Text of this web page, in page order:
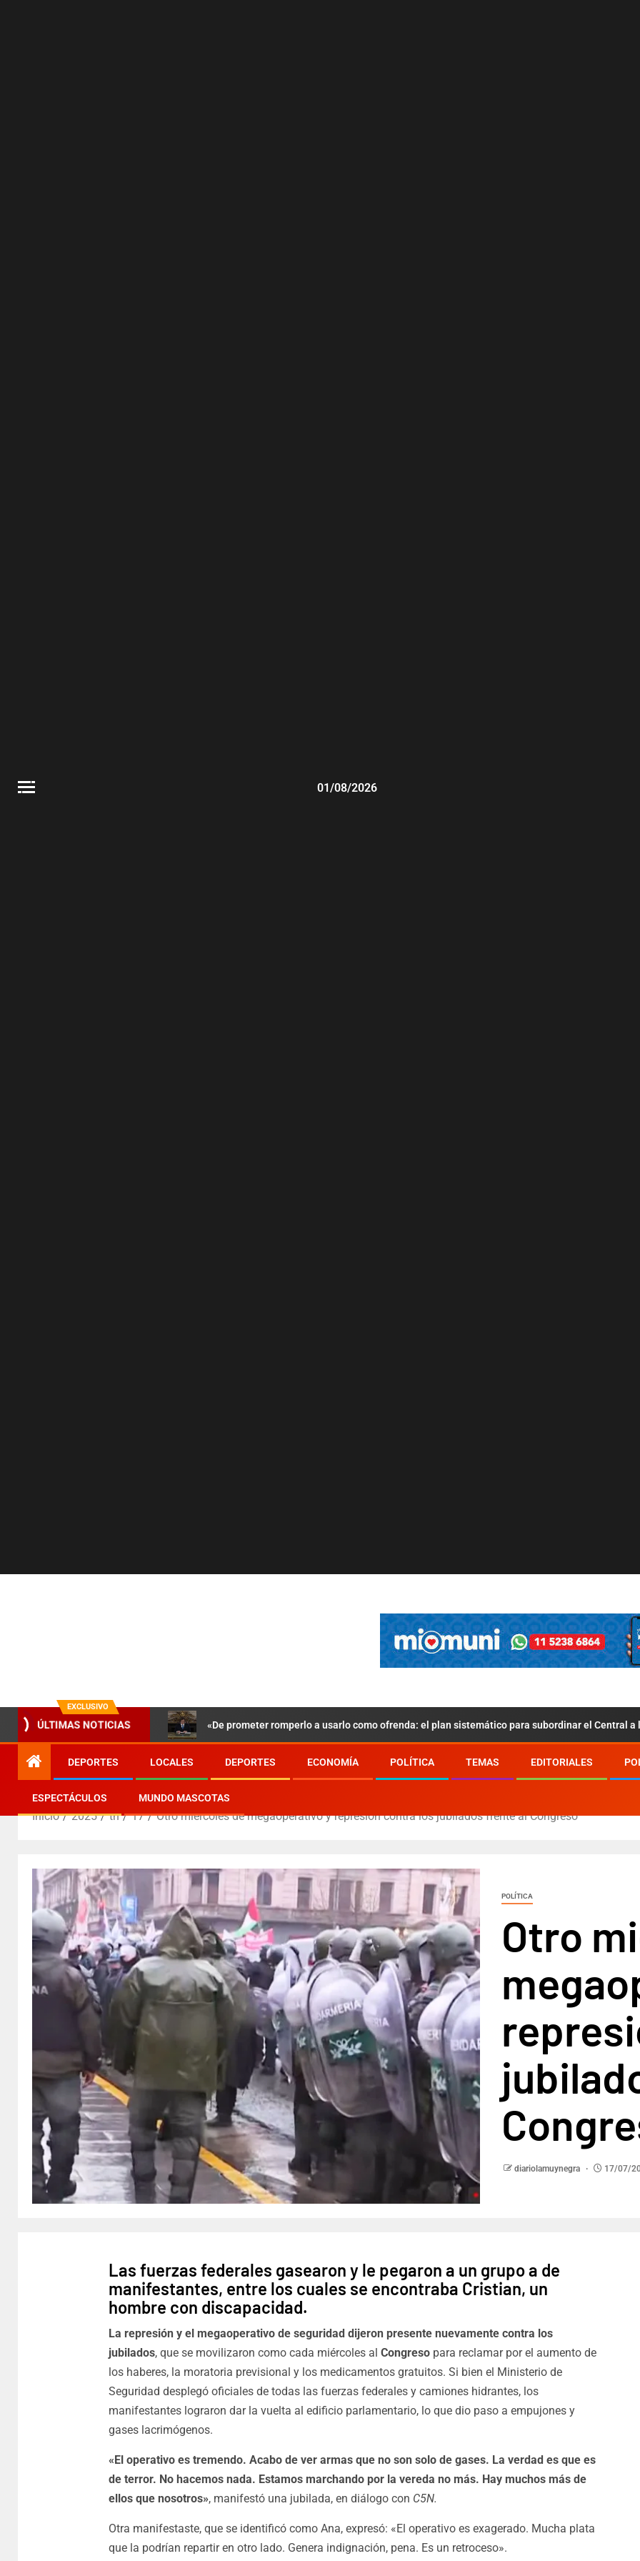
01/08/2026
EXCLUSIVO
ÚLTIMAS NOTICIAS «De prometer romperlo a usarlo como ofrenda: el plan sistemático para subordinar el Central a
DEPORTES LOCALES DEPORTES ECONOMÍA POLÍTICA TEMAS EDITORIALES
ESPECTÁCULOS MUNDO MASCOTAS
Inicio 2025 th 17 Otro miércoles de megaoperativo y represión contra los jubilados frente al Congreso
POLÍTICA
Otro
diariolamuynegra 17/07/
Las fuerzas federales gasearon y le pegaron a un grupo a de
manifestantes, entre los cuales se encontraba Cristian, un
hombre con discapacidad.
La represión y el megaoperativo de seguridad dijeron presente nuevamente contra los
jubilados, que se movilizaron como cada miércoles al Congreso para reclamar por el aumento de
los haberes, la moratoria previsional y los medicamentos gratuitos. Si bien el Ministerio de
Seguridad desplegó oficiales de todas las fuerzas federales y camiones hidrantes, los
manifestantes lograron dar la vuelta al edificio parlamentario, lo que dio paso a empujones y
gases lacrimógenos.
«El operativo es tremendo. Acabo de ver armas que no son solo de gases. La verdad es que es
de terror. No hacemos nada. Estamos marchando por la vereda no más. Hay muchos más de
ellos que nosotros», manifestó una jubilada, en diálogo con C5N.
Otra manifestaste, que se identificó como Ana, expresó: «El operativo es exagerado. Mucha plata
que la podrían repartir en otro lado. Genera indignación, pena. Es un retroceso».